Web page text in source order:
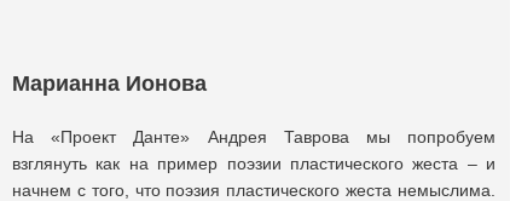
Марианна Ионова
На «Проект Данте» Андрея Таврова мы попробуем
взглянуть как на пример поэзии пластического жеста – и
начнем с того, что поэзия пластического жеста немыслима.